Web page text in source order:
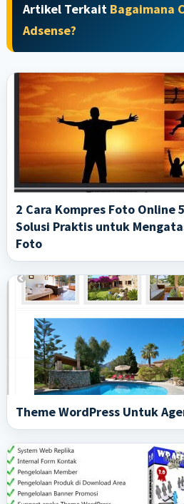
Artikel Terkait Bagaimana
Adsense?
2 Cara Kompres Foto Online
Solusi Praktis untuk
Foto
Theme WordPress Untuk